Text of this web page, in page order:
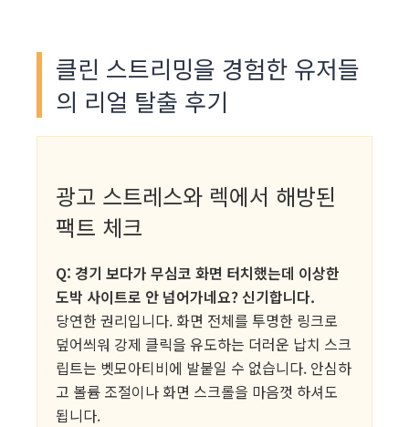
클린 스트리밍을 경험한 유저들
의 리얼 탈출 후기
광고 스트레스와 렉에서 해방된
팩트 체크
Q: 경기 보다가 무심코 화면 터치했는데 이상한
도박 사이트로 안 넘어가네요? 신기합니다.
당연한 권리입니다. 화면 전체를 투명한 링크로
덮어씌워 강제 클릭을 유도하는 더러운 납치 스크
립트는 벳모아티비에 발붙일 수 없습니다. 안심하
고 볼륨 조절이나 화면 스크롤을 마음껏 하셔도
됩니다.